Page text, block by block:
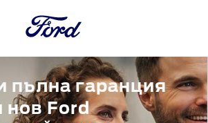
пълна гаранция
нов Ford